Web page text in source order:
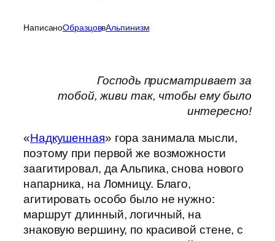
НаписаноОбразцоввАльпинизм
Господь присматривает за
тобой,живи так, чтобы ему было
интересно!
«Надкушенная» гора занимала мысли,
поэтому при первой же возможности
заагитировал, да Альпика, снова нового
напарника, на Ломницу. Благо,
агитировать особо было не нужно:
маршрут длинный, логичный, на
знаковую вершину, по красивой стене, с